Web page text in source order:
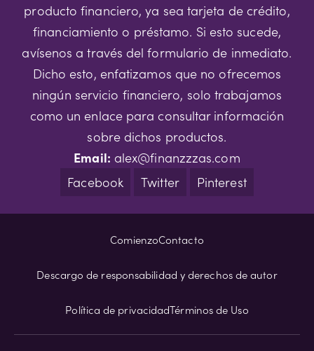
producto financiero, ya sea tarjeta de crédito,
financiamiento o préstamo. Si esto sucede,
avísenos a través del formulario de inmediato.
Dicho esto, enfatizamos que no ofrecemos
ningún servicio financiero, solo trabajamos
como un enlace para consultar información
sobre dichos productos.
Email: alex@finanzzzas.com
Facebook
Twitter Pinterest
ComienzoContacto
Descargo de responsabilidad y derechos de autor
Política de privacidadTérminos de Uso